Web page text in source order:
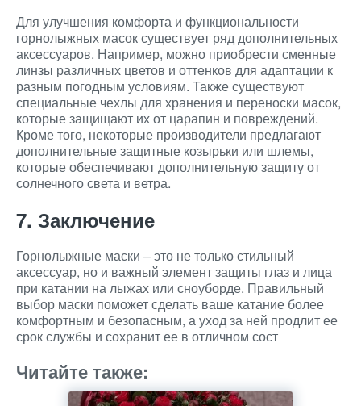
Для улучшения комфорта и функциональности
горнолыжных масок существует ряд дополнительных
аксессуаров. Например, можно приобрести сменные
линзы различных цветов и оттенков для адаптации к
разным погодным условиям. Также существуют
специальные чехлы для хранения и переноски масок,
которые защищают их от царапин и повреждений.
Кроме того, некоторые производители предлагают
дополнительные защитные козырьки или шлемы,
которые обеспечивают дополнительную защиту от
солнечного света и ветра.
7. Заключение
Горнолыжные маски – это не только стильный
аксессуар, но и важный элемент защиты глаз и лица
при катании на лыжах или сноуборде. Правильный
выбор маски поможет сделать ваше катание более
комфортным и безопасным, а уход за ней продлит ее
срок службы и сохранит ее в отличном сост
Читайте также: